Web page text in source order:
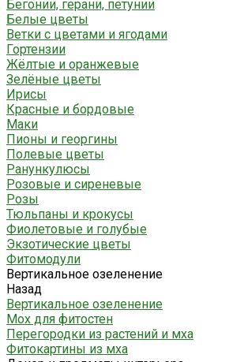
Бегонии, герани, петунии
Белые цветы
Ветки с цветами и ягодами
Гортензии
Жёлтые и оранжевые
Зелёные цветы
Ирисы
Красные и бордовые
Маки
Пионы и георгины
Полевые цветы
Ранункулюсы
Розовые и сиреневые
Розы
Тюльпаны и крокусы
Фиолетовые и голубые
Экзотические цветы
Фитомодули
Вертикальное озеленение
Назад
Вертикальное озеленение
Мох для фитостен
Перегородки из растений и мха
Фитокартины из мха